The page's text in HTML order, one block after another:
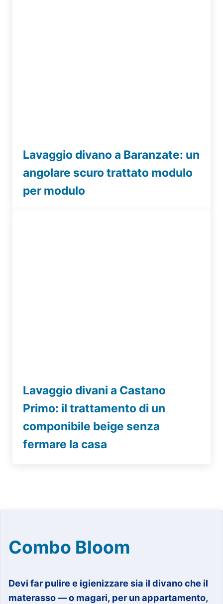
Lavaggio divano a Baranzate: un
angolare scuro trattato modulo
per modulo
Lavaggio divani a Castano
Primo: il trattamento di un
componibile beige senza
fermare la casa
Combo Bloom
Devi far pulire e igienizzare sia il divano che il
materasso — o magari, per un appartamento,